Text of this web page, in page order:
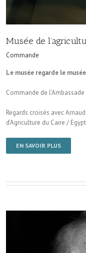
Musée de
Commande
Le musée regarde le musée
Commande de
Regards croisés avec
d’Agriculture du Caire /
EN SAVOIR PLUS